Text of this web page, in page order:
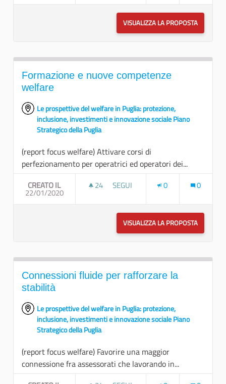
VISUALIZZA LA PROPOSTA
Formazione e nuove competenze
welfare
Le prospettive del welfare in Puglia: protezione,
inclusione, investimenti e innovazione sociale Piano
Strategico della Puglia
(report focus welfare) Attivare corsi di
perfezionamento per operatrici ed operatori dei...
CREATO IL
22/01/2020
24 24 SOSTENITORI
SEGUI 0 0
VISUALIZZA LA PROPOSTA
Connessioni fluide per rafforzare la
stabilità
Le prospettive del welfare in Puglia: protezione,
inclusione, investimenti e innovazione sociale Piano
Strategico della Puglia
(report focus welfare) Favorire una maggior
connessione fra assessorati che lavorando in...